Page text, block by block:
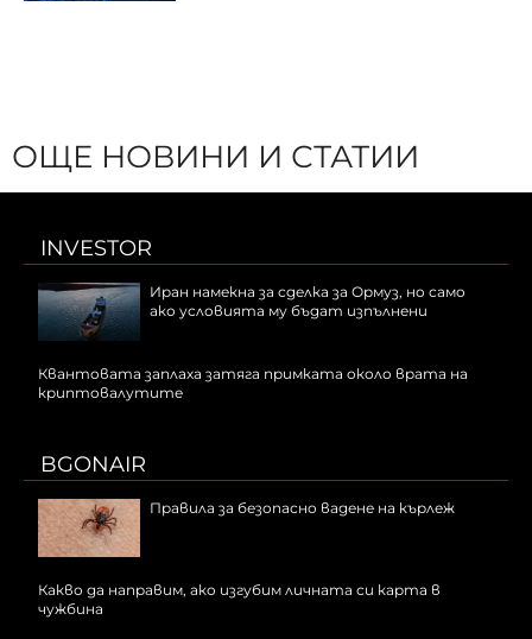
ОЩЕ НОВИНИ И СТАТИИ
INVESTOR
Иран намекна за сделка за Ормуз, но само
ако условията му бъдат изпълнени
Квантовата заплаха затяга примката около врата на
криптовалутите
BGONAIR
Правила за безопасно вадене на кърлеж
Какво да направим, ако изгубим личната си карта в
чужбина